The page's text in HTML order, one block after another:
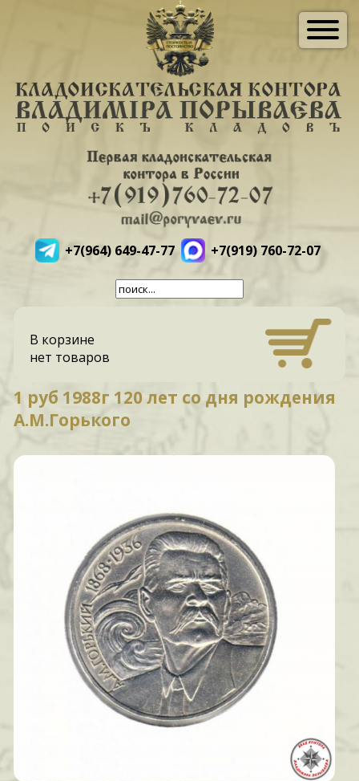
+7(964) 649-47-77 +7(919) 760-72-07
В корзине
нет товаров
1 руб 1988г 120 лет со дня рождения
А.М.Горького